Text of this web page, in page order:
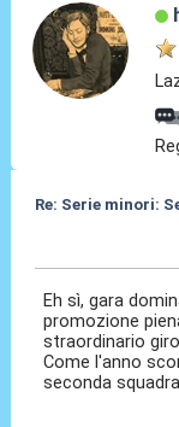
Re: Serie minori:
Eh sì, gara
promozione
straordinario
Come l'anno
seconda